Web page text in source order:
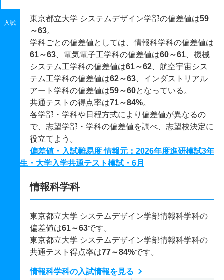
入試 東京都立大学 システムデザイン学部の偏差値は59
～63。
学科ごとの偏差値としては、情報科学科の偏差値は
61～63 、電気電子工学科の偏差値は60～61 、機械
システム工学科の偏差値は61～62 、航空宇宙シス
テム工学科の偏差値は62～63 、インダストリアル
アート学科の偏差値は59～60となっている。
共通テストの得点率は71～84%。
各学部・学科や日程方式により偏差値が異なるの
で、志望学部・学科の偏差値を調べ、志望校決定に
役立てよう。
偏差値・入試難易度 情報元：2026年度進研模試3年
生・大学入学共通テスト模試・6月
情報科学科
東京都立大学 システムデザイン学部情報科学科の
偏差値は61～63です。
東京都立大学 システムデザイン学部情報科学科の
共通テスト得点率は77～84%です。
情報科学科の入試情報を見る